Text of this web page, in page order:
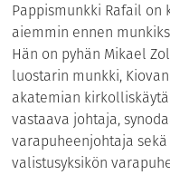
Pappismunkki Rafail on
aiemmin ennen
Hän on pyhän Mikael
luostarin munkki,
akatemian
vastaava johtaja,
varapuheenjohtaja
valistusyksikön